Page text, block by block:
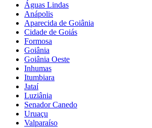
Águas Lindas
Anápolis
Aparecida de Goiânia
Cidade de Goiás
Formosa
Goiânia
Goiânia Oeste
Inhumas
Itumbiara
Jataí
Luziânia
Senador Canedo
Uruaçu
Valparaíso